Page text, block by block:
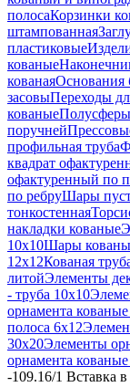
полосаКорзинки
штампованная
пластиковые
кованые
кованаяОснования
засовыПереходы
кованые
поручней
профильная труба
квадрат
офактуренный по
по ребруШары
тонкостенная
накладки кованые
10х10Шары
12х12Кованая
литойЭлементы
- труба 10х10
орнамента
полоса 6х12
30х20Элементы
орнамента
-109.16/1 Вставка